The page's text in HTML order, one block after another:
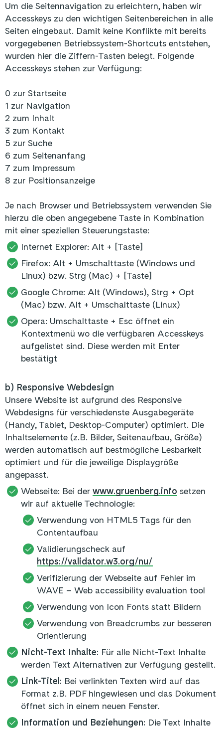
Um die Seitennavigation zu erleichtern, haben wir
Accesskeys zu den wichtigen Seitenbereichen in alle
Seiten eingebaut. Damit keine Konflikte mit bereits
vorgegebenen Betriebssystem-Shortcuts entstehen,
wurden hier die Ziffern-Tasten belegt. Folgende
Accesskeys stehen zur Verfügung:
0 zur Startseite
1 zur Navigation
2 zum Inhalt
3 zum Kontakt
5 zur Suche
6 zum Seitenanfang
7 zum Impressum
8 zur Positionsanzeige
Je nach Browser und Betriebssystem verwenden Sie
hierzu die oben angegebene Taste in Kombination
mit einer speziellen Steuerungstaste:
Internet Explorer: Alt + [Taste]
Firefox: Alt + Umschalttaste (Windows und
Linux) bzw. Strg (Mac) + [Taste]
Google Chrome: Alt (Windows), Strg + Opt
(Mac) bzw. Alt + Umschalttaste (Linux)
Opera: Umschalttaste + Esc öffnet ein
Kontextmenü wo die verfügbaren Accesskeys
aufgelistet sind. Diese werden mit Enter
bestätigt
b) Responsive Webdesign
Unsere Website ist aufgrund des Responsive
Webdesigns für verschiedenste Ausgabegeräte
(Handy, Tablet, Desktop-Computer) optimiert. Die
Inhaltselemente (z.B. Bilder, Seitenaufbau, Größe)
werden automatisch auf bestmögliche Lesbarkeit
optimiert und für die jeweilige Displaygröße
angepasst.
Webseite: Bei der www.gruenberg.info setzen
wir auf aktuelle Technologie:
Verwendung von HTML5 Tags für den
Contentaufbau
Validierungscheck auf
https://validator.w3.org/nu/
Verifizierung der Webseite auf Fehler im
WAVE – Web accessibility evaluation tool
Verwendung von Icon Fonts statt Bildern
Verwendung von Breadcrumbs zur besseren
Orientierung
Nicht-Text Inhalte: Für alle Nicht-Text Inhalte
werden Text Alternativen zur Verfügung gestellt.
Link-Titel: Bei verlinkten Texten wird auf das
Format z.B. PDF hingewiesen und das Dokument
öffnet sich in einem neuen Fenster.
Information und Beziehungen: Die Text Inhalte